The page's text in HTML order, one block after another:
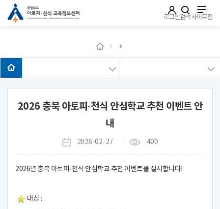
로그인검색사이트맵
2026 충북 아토피·천식 안심학교 추천 이벤트 안
내
2026-02-27 400
2026년충북 아토피·천식 안심학교 추천 이벤트를 실시합니다!
대상 :